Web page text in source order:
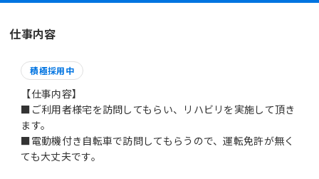
仕事内容
積極採用中
【仕事内容】
■ご利用者様宅を訪問してもらい、リハビリを実施して頂き
ます。
■電動機付き自転車で訪問してもらうので、運転免許が無く
ても大丈夫です。